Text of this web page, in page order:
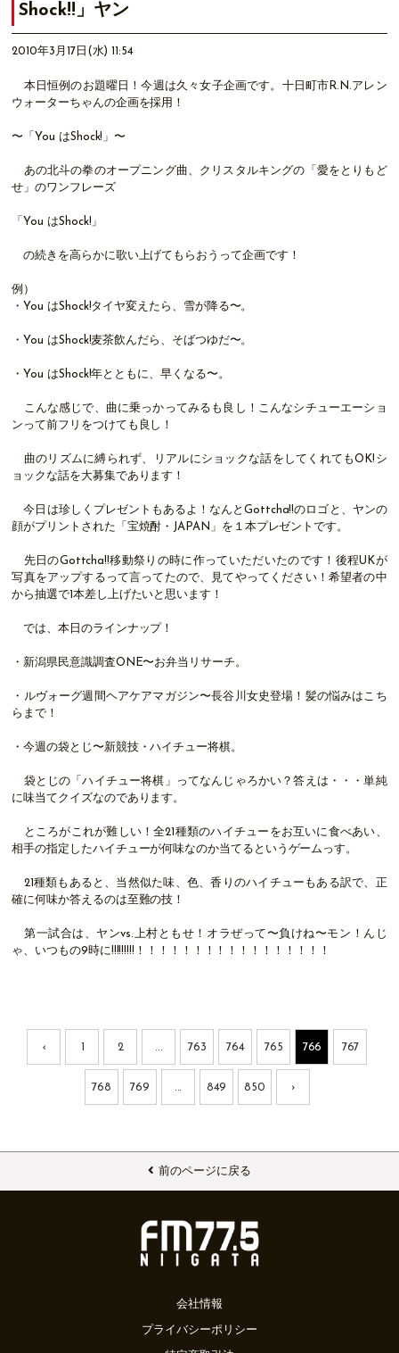
Shock!!」ヤン
2010年3月17日(水) 11:54
本日恒例のお題曜日！今週は久々女子企画です。十日町市R.N.アレン
ウォーターちゃんの企画を採用！
〜「You はShock!」〜
あの北斗の拳のオープニング曲、クリスタルキングの「愛をとりもど
せ」のワンフレーズ
「You はShock!」
の続きを高らかに歌い上げてもらおうって企画です！
例）
・You はShock!タイヤ変えたら、雪が降る〜。
・You はShock!麦茶飲んだら、そばつゆだ〜。
・You はShock!年とともに、早くなる〜。
こんな感じで、曲に乗っかってみるも良し！こんなシチューエーショ
ンって前フリをつけても良し！
曲のリズムに縛られず、リアルにショックな話をしてくれてもOK!シ
ョックな話を大募集であります！
今日は珍しくプレゼントもあるよ！なんとGottcha!!のロゴと、ヤンの
顔がプリントされた「宝焼酎・JAPAN」を１本プレゼントです。
先日のGottcha!!移動祭りの時に作っていただいたのです！後程UKが
写真をアップするって言ってたので、見てやってください！希望者の中
から抽選で1本差し上げたいと思います！
では、本日のラインナップ！
・新潟県民意識調査ONE〜お弁当リサーチ。
・ルヴォーグ週間ヘアケアマガジン〜長谷川女史登場！髪の悩みはこち
らまで！
・今週の袋とじ〜新競技・ハイチュー将棋。
袋とじの「ハイチュー将棋」ってなんじゃろかい？答えは・・・単純
に味当てクイズなのであります。
ところがこれが難しい！全21種類のハイチューをお互いに食べあい、
相手の指定したハイチューが何味なのか当てるというゲームっす。
21種類もあると、当然似た味、色、香りのハイチューもある訳で、正
確に何味か答えるのは至難の技！
第一試合は、ヤンvs.上村ともせ！オラぜって〜負けね〜モン！んじ
ゃ、いつもの9時に!!!!!!!!!！！！！！！！！！！！！！！！！！
‹ 1 2 763 764 765 766 767
768 769 849 850 ›
前のページに戻る
会社情報
プライバシーポリシー